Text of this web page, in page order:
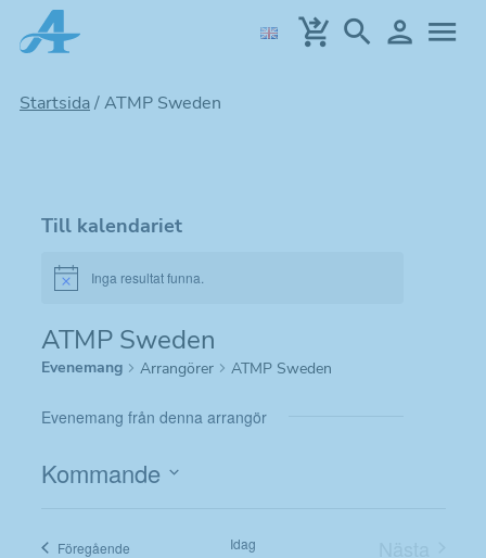
Hoppa
till
Startsida/ATMP Sweden
Till kalendariet
Notice Inga resultat funna.
ATMP Sweden
Evenemang Arrangörer ATMP Sweden
Evenemang från denna arrangör
Kommande
FöregåendeEvenemang Idag